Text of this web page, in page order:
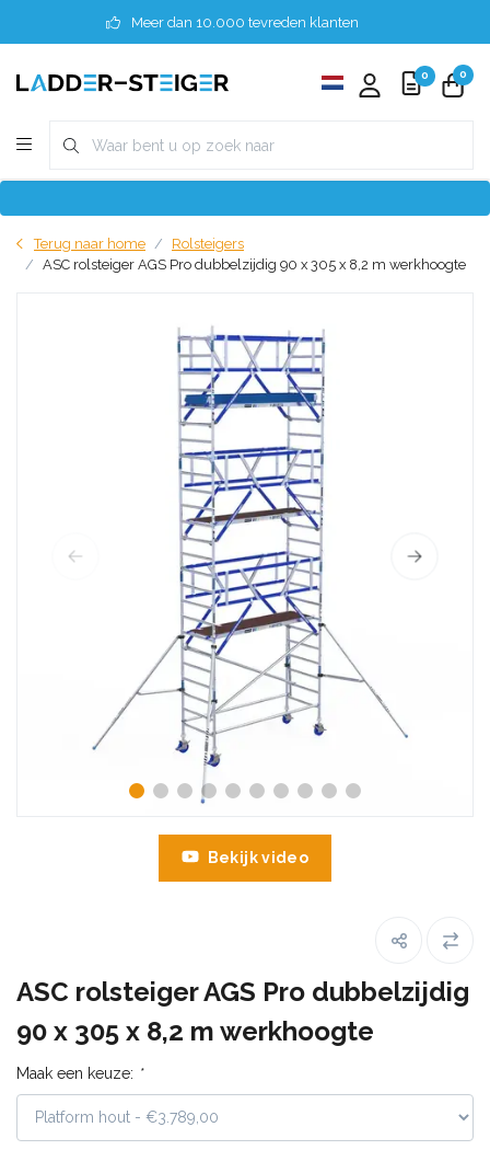
Meer dan 10.000 tevreden klanten
0 0
Terug naar home
Rolsteigers
ASC rolsteiger AGS Pro dubbelzijdig 90 x 305 x 8,2 m werkhoogte
Bekijk video
ASC rolsteiger AGS Pro dubbelzijdig
90 x 305 x 8,2 m werkhoogte
Maak een keuze: *